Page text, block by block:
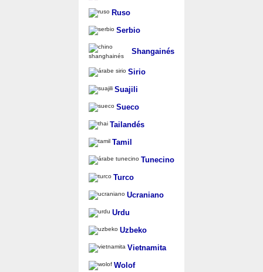
Ruso
Serbio
Shangainés
Sirio
Suajili
Sueco
Tailandés
Tamil
Tunecino
Turco
Ucraniano
Urdu
Uzbeko
Vietnamita
Wolof